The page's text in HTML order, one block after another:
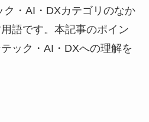
ク・AI・DXカテゴリのなか
語です。本記事のポイン
ック・AI・DXへの理解を